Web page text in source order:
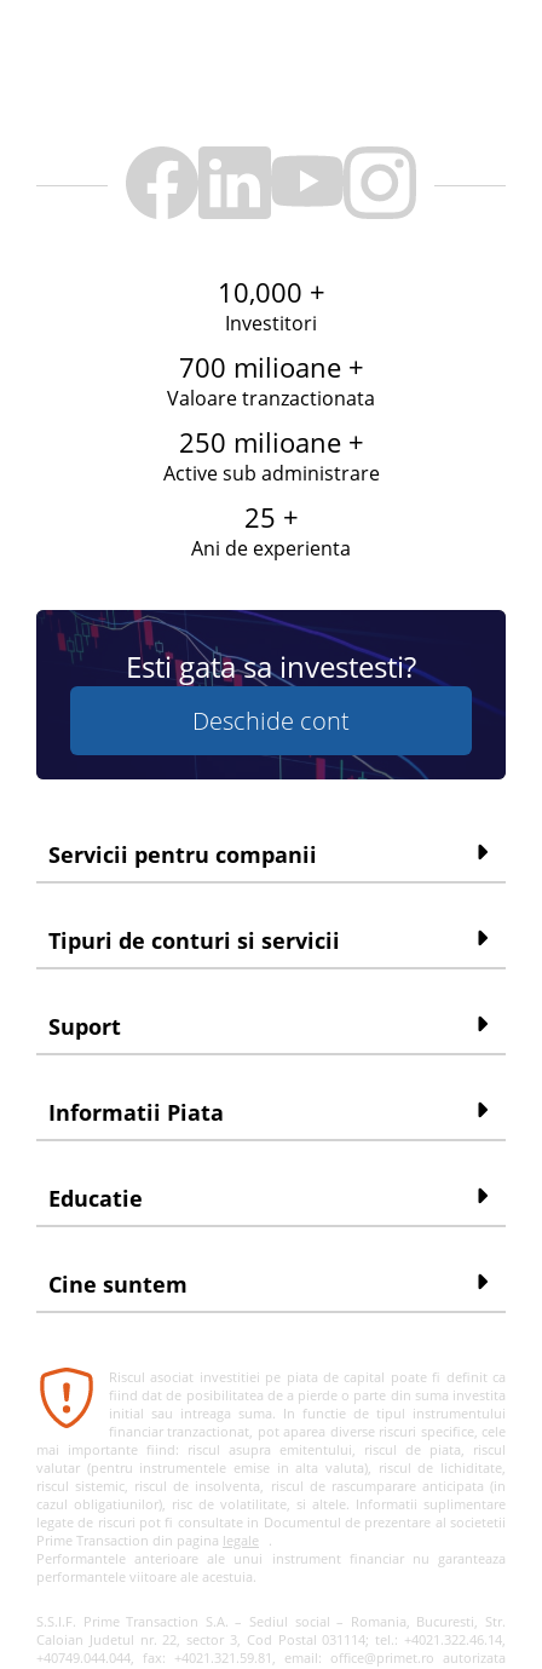
10,000 +
Investitori
700 milioane +
Valoare tranzactionata
250 milioane +
Active sub administrare
25 +
Ani de experienta
Esti gata sa investesti?
Deschide cont
Servicii pentru companii
Tipuri de conturi si servicii
Suport
Informatii Piata
Educatie
Cine suntem
Riscul asociat investitiei pe piata de capital poate fi definit ca
fiind dat de posibilitatea de a pierde o parte din suma investita
initial sau intreaga suma. In functie de tipul instrumentului
financiar tranzactionat, pot aparea diverse riscuri specifice, cele
mai importante fiind: riscul asupra emitentului, riscul de piata, riscul
valutar (pentru instrumentele emise in alta valuta), riscul de lichiditate,
riscul sistemic, riscul de insolventa, riscul de rascumparare anticipata (in
cazul obligatiunilor), risc de volatilitate, si altele. Informatii suplimentare
legate de riscuri pot fi consultate in Documentul de prezentare al societetii
Prime Transaction din pagina legale
Performantele anterioare ale unui instrument financiar nu garanteaza
performantele viitoare ale acestuia.
S.S.I.F. Prime Transaction S.A. – Sediul social – Romania, Bucuresti, Str.
Caloian Judetul nr. 22, sector 3, Cod Postal 031114; tel.: +4021.322.46.14,
+40749.044.044, fax: +4021.321.59.81, email: office@primet.ro autorizata